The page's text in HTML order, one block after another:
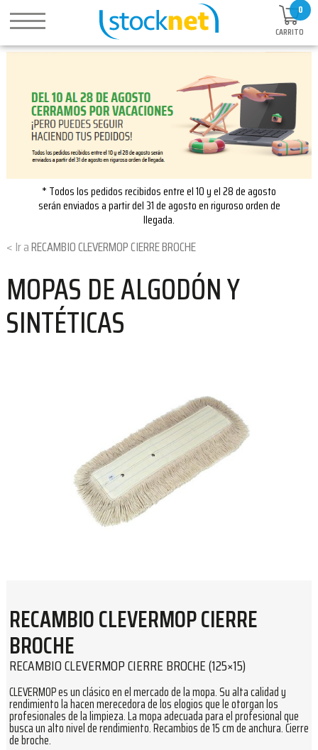
0
CARRITO
* Todos los pedidos recibidos entre el 10 y el 28 de agosto
serán enviados a partir del 31 de agosto en riguroso orden de
llegada.
RECAMBIO CLEVERMOP CIERRE BROCHE
MOPAS DE ALGODÓN Y
SINTÉTICAS
RECAMBIO CLEVERMOP CIERRE
BROCHE
RECAMBIO CLEVERMOP CIERRE BROCHE (125×15)
CLEVERMOP es un clásico en el mercado de la mopa. Su alta calidad y
rendimiento la hacen merecedora de los elogios que le otorgan los
profesionales de la limpieza. La mopa adecuada para el profesional que
busca un alto nivel de rendimiento. Recambios de 15 cm de anchura. Cierre
de broche.